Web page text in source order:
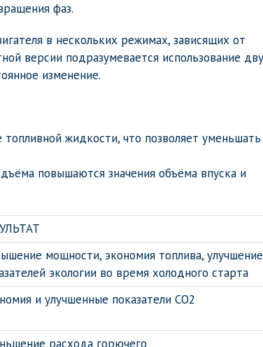
фаз.
в нескольких режимах, зависящих от
версии подразумевается использование
изменение.
жидкости, что позволяет уменьшать
повышаются значения объёма впуска и
мощности, экономия топлива, улучшение
экологии во время холодного старта
и улучшенные показатели СО2
расхода горючего